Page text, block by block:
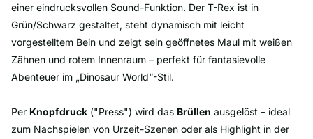
einer eindrucksvollen Sound-Funktion. Der T-Rex ist in
Grün/Schwarz gestaltet, steht dynamisch mit leicht
vorgestelltem Bein und zeigt sein geöffnetes Maul mit weißen
Zähnen und rotem Innenraum – perfekt für fantasievolle
Abenteuer im „Dinosaur World“-Stil.
Per Knopfdruck ("Press") wird das Brüllen ausgelöst – ideal
zum Nachspielen von Urzeit-Szenen oder als Highlight in der